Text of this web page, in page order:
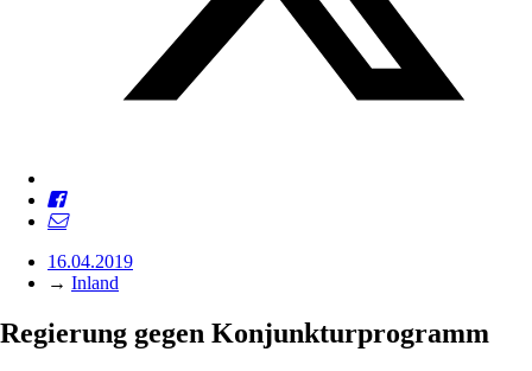
16.04.2019
→ Inland
Regierung gegen Konjunkturprogramm